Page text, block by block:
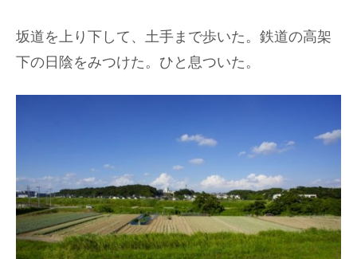
坂道を上り下して、土手まで歩いた。鉄道の高架
下の日陰をみつけた。ひと息ついた。